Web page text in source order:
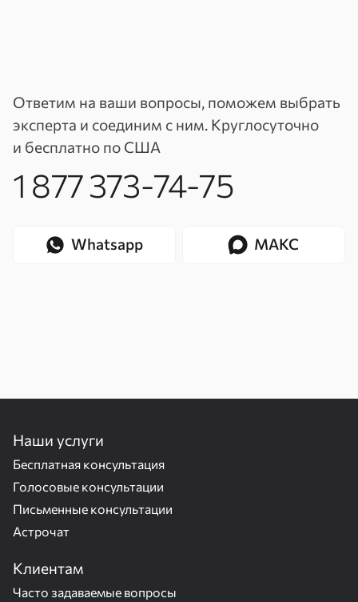
Ответим на ваши вопросы, поможем выбрать
эксперта и соединим с ним. Круглосуточно
и бесплатно по США
1 877 373-74-75
Whatsapp МАКС
Наши услуги
Бесплатная консультация
Голосовые консультации
Письменные консультации
Астрочат
Клиентам
Часто задаваемые вопросы